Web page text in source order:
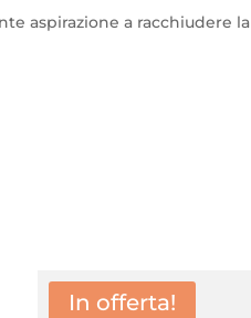
aspirazione a racchiudere la
In offerta!